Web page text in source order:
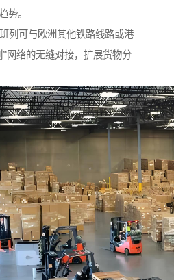
势。
列可与欧洲其他铁路线路或港
”网络的无缝对接，扩展货物分